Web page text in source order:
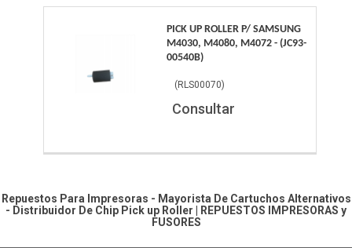
PICK UP ROLLER P/ SAMSUNG
M4030, M4080, M4072 - (JC93-
00540B)
(RLS00070)
Consultar
Repuestos Para Impresoras - Mayorista De Cartuchos Alternativos
- Distribuidor De Chip Pick up Roller
REPUESTOS IMPRESORAS y
FUSORES